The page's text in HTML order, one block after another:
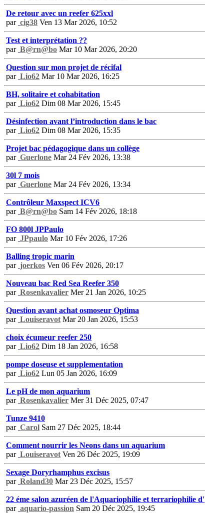
De retour avec un reefer 625xxl
par cig38 Ven 13 Mar 2026, 10:52
Test et interprétation ??
par B@rn@bo Mar 10 Mar 2026, 20:20
Question sur mon projet de récifal
par Lio62 Mar 10 Mar 2026, 16:25
BH, solitaire et cohabitation
par Lio62 Dim 08 Mar 2026, 15:45
Désinfection avant l’introduction dans le bac
par Lio62 Dim 08 Mar 2026, 15:35
Projet bac pédagogique dans un collège
par Guerlone Mar 24 Fév 2026, 13:38
30l 7 mois
par Guerlone Mar 24 Fév 2026, 13:34
Contrôleur Maxspect ICV6
par B@rn@bo Sam 14 Fév 2026, 18:18
FO 800l JPPaulo
par JPpaulo Mar 10 Fév 2026, 17:26
Balling tropic marin
par joerkos Ven 06 Fév 2026, 20:17
Nouveau bac Red Sea Reefer 350
par Rosenkavalier Mer 21 Jan 2026, 10:25
Question avant achat osmoseur Optima
par Louiseravot Mar 20 Jan 2026, 15:53
choix écumeur reefer 250
par Lio62 Dim 18 Jan 2026, 16:58
pompe doseuse et supplementation
par Lio62 Lun 05 Jan 2026, 16:09
Le pH de mon aquarium
par Rosenkavalier Mer 31 Déc 2025, 07:47
Tunze 9410
par Carol Sam 27 Déc 2025, 18:44
Comment nourrir les Neons dans un aquarium
par Louiseravot Ven 26 Déc 2025, 19:09
Sexage Doryrhamphus excisus
par Roland30 Mar 23 Déc 2025, 15:57
22 éme salon azuréen de l'Aquariophilie et terrariophilie d'
par aquario-passion Sam 20 Déc 2025, 19:45